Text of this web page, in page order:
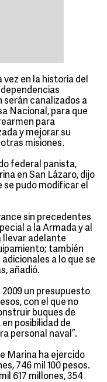
vez en la historia del
serán canalizados a
Nacional, para que
para
y mejorar su
misiones.
federal panista,
en San Lázaro, dijo
se pudo modificar el
sin precedentes
a la Armada y al
llevar adelante
también
a lo que se
añadió.
un presupuesto
con el que no
buques de
posibilidad de
personal naval”.
Marina ha ejercido
746 mil 100 pesos.
617 millones, 354